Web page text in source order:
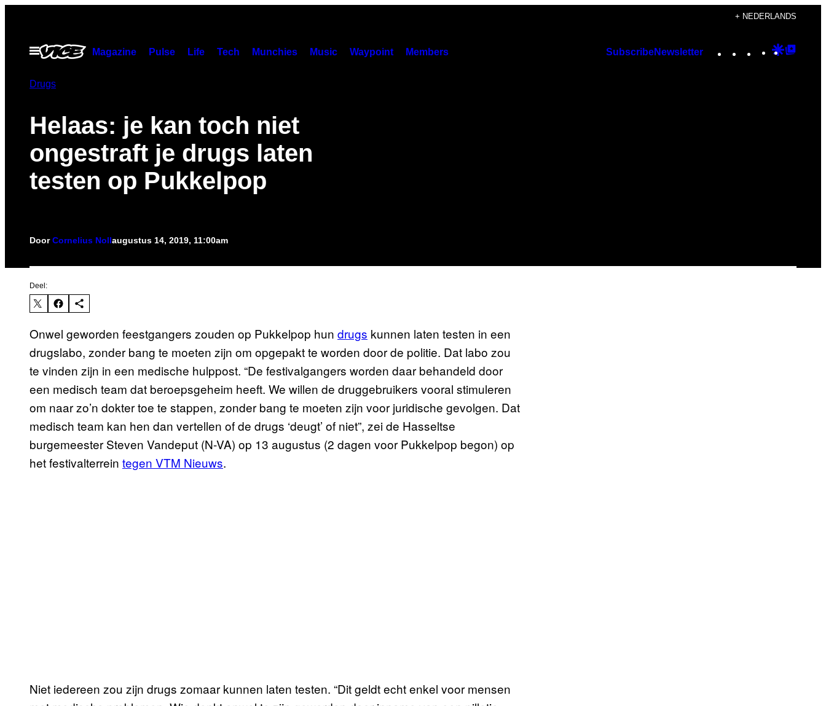
+ NEDERLANDS
Open
menu
Magazine Pulse Life Tech Munchies Music Waypoint Members SubscribeNewsletter Instagram
TikTok
YouTube
Google
Drugs
Helaas: je kan toch niet
ongestraft je drugs laten
testen op Pukkelpop
DoorCornelius Nollaugustus 14, 2019, 11:00am
Deel:
Onwel geworden feestgangers zouden op Pukkelpop hun drugs kunnen laten testen in een
drugslabo, zonder bang te moeten zijn om opgepakt te worden door de politie. Dat labo zou
te vinden zijn in een medische hulppost. “De festivalgangers worden daar behandeld door
een medisch team dat beroepsgeheim heeft. We willen de druggebruikers vooral stimuleren
om naar zo’n dokter toe te stappen, zonder bang te moeten zijn voor juridische gevolgen. Dat
medisch team kan hen dan vertellen of de drugs ‘deugt’ of niet”, zei de Hasseltse
burgemeester Steven Vandeput (N-VA) op 13 augustus (2 dagen voor Pukkelpop begon) op
het festivalterrein tegen VTM Nieuws.
Niet iedereen zou zijn drugs zomaar kunnen laten testen. “Dit geldt echt enkel voor mensen